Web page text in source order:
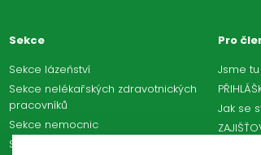
Sekce
Sekce lázeňství
Sekce nelékařských zdravotnických
pracovníků
Sekce nemocnic
Sekce nezdravotnických pracovníků
Pro
Jsme
Jak se